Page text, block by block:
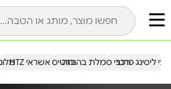
כרטיס אשראי HTZ ליסינג פרטירכבי סמלת בהנחה